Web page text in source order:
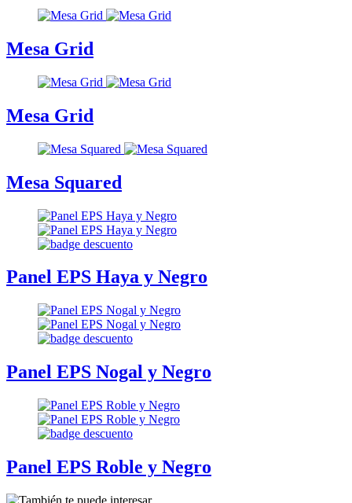
Mesa Grid
Mesa Grid
Mesa Squared
Panel EPS Haya y Negro
Panel EPS Nogal y Negro
Panel EPS Roble y Negro